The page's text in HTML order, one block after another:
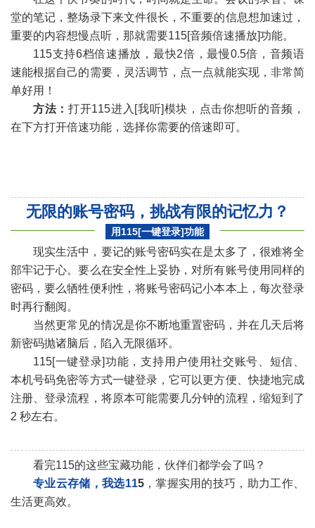
堂的笔记，整场录下来文件很长，不重要的信息想加速过，
重要的内容想慢点听，那就需要115[音频倍速播放]功能。
115支持6档倍速播放，最快2倍，最慢0.5倍，音频语
速能根据自己的需要，灵活调节，点一点就能实现，非常简
单好用！
方法： 打开115进入[我听]模块，点击你想听的音频，
在下方打开倍速功能，选择你需要的倍速即可。
无限的账号密码，挑战有限的记忆力？
«
用115[一键登录]功能
现实生活中，要记的账号密码实在是太多了，很难将全
部牢记于心。要么在安全性上妥协，对所有账号使用同样的
密码，要么牺牲便利性，将账号密码记小本本上，每次登录
时再行翻阅。
当然更常见的情况是你不断地重置密码，并在几天后将
新密码抛诸脑后，陷入无限循环。
115[一键登录]功能，支持用户使用社交账号、短信、
本机号码免密等方式一键登录，它可以更方便、快捷地完成
注册、登录流程，将原本可能需要几分钟的流程，缩短到了
2 秒左右。
看完115的这些宝藏功能，伙伴们都学会了吗？
专业云存储，我选115，掌握实用的技巧，助力工作、
生活更高效。